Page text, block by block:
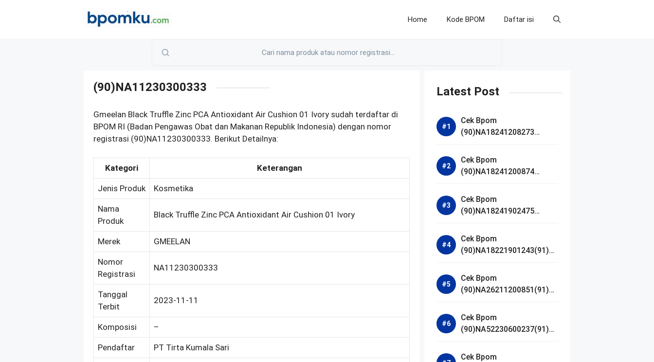
Home Kode BPOM Daftar isi
(90)NA11230300333
Gmeelan Black Truffle Zinc PCA Antioxidant Air Cushion 01 Ivory sudah terdaftar di
BPOM RI (Badan Pengawas Obat dan Makanan Republik Indonesia) dengan nomor
registrasi (90)NA11230300333. Berikut Detailnya:
Kategori Keterangan
Jenis Produk Kosmetika
Nama
Produk
Black Truffle Zinc PCA Antioxidant Air Cushion 01 Ivory
Merek GMEELAN
Nomor
Registrasi
NA11230300333
Tanggal
Terbit
2023-11-11
Komposisi –
Pendaftar PT Tirta Kumala Sari
Latest Post
Cek Bpom
(90)NA18241208273
Bright Radiance Face
Wash
Cek Bpom
(90)NA18241200874
Acne Calm Micellar Water
Cek Bpom
(90)NA18241902475
Cek Bpom
(90)NA18221901243(91)25
Serum
Cek Bpom
(90)NA26211200851(91)24
Madagascar Centella
Ampoule Foam
Cek Bpom
(90)NA52230600237(91)09
De Parfum
Cek Bpom